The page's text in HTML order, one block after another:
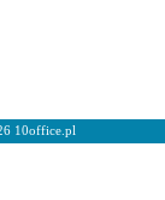
10office.pl